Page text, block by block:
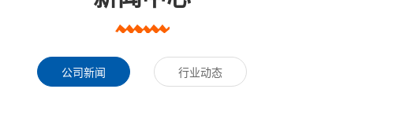
公司新闻 行业动态